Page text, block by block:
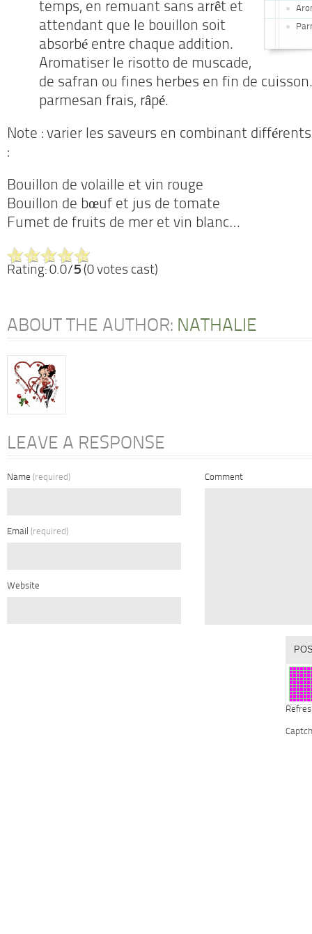
temps, en remuant sans arrêt et
attendant que le bouillon soit
absorbé entre chaque addition.
Aromatiser le risotto de muscade,
de safran ou fines herbes en fin de
parmesan frais, râpé.
Note : varier les saveurs en combinant
:
Bouillon de volaille et vin rouge
Bouillon de bœuf et jus de tomate
Fumet de fruits de mer et vin blanc…
Rating: 0.0/5 (0 votes cast)
ABOUT THE AUTHOR: NATHALIE
LEAVE A RESPONSE
Name (required)
Email (required)
Website
Comment